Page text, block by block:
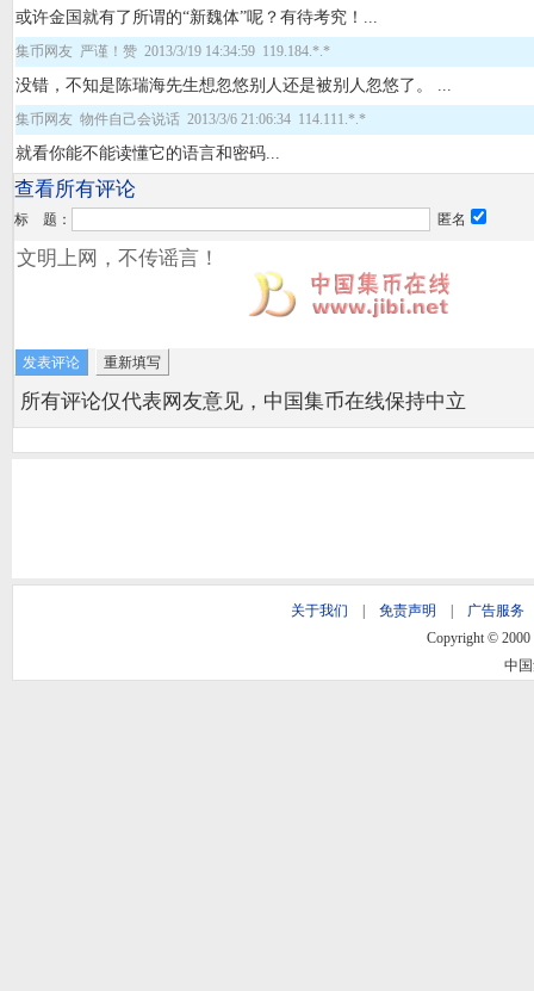
或许金国就有了所谓的“新魏体”呢？有待考究！...
集币网友 严谨！赞 2013/3/19 14:34:59 119.184.*.*
没错，不知是陈瑞海先生想忽悠别人还是被别人忽悠了。 ...
集币网友 物件自己会说话 2013/3/6 21:06:34 114.111.*.*
就看你能不能读懂它的语言和密码...
查看所有评论
标 题： 匿名
所有评论仅代表网友意见，中国集币在线保持中立
关于我们 免责声明 广告服务
Copyright © 2000
中